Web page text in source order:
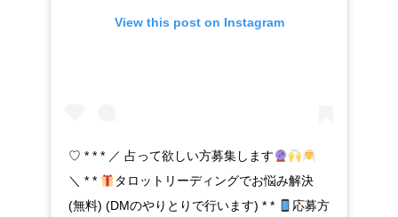
View this post on Instagram
♡ * * * ／ 占って欲しい方募集します
＼ * *
タロットリーディングでお悩み解決
(無料) (DMのやりとりで行います) * *
応募方